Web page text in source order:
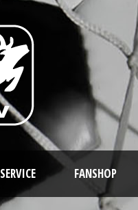
SERVICE FANSHOP